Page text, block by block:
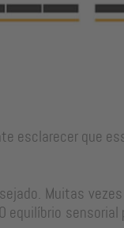
esclarecer que
Muitas